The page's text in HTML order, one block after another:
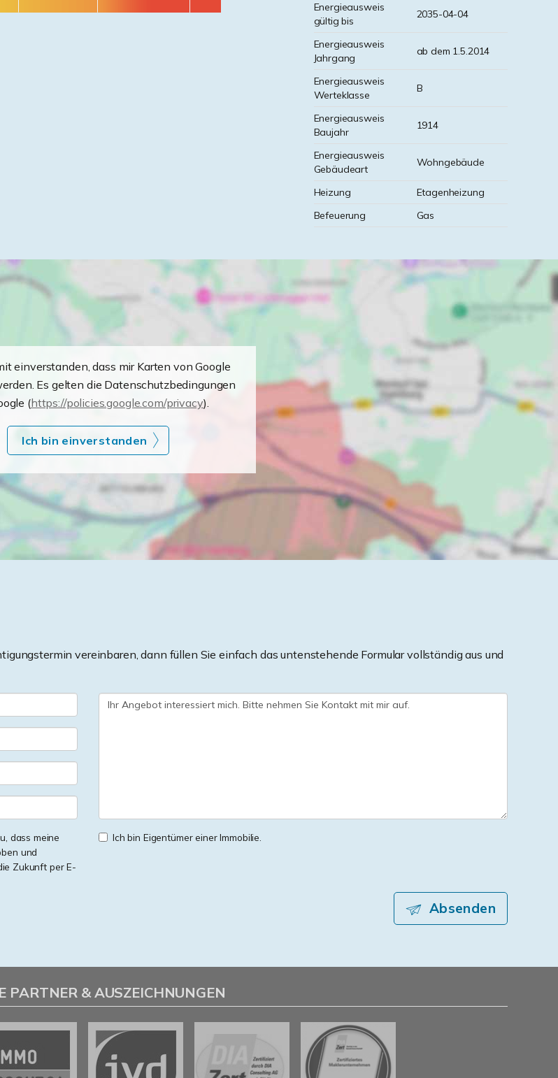
Energieausweis
gültig bis
2035-04-04
Energieausweis
Jahrgang
ab dem 1.5.2014
Energieausweis
Werteklasse
B
Energieausweis
Baujahr
1914
Energieausweis
Gebäudeart
Wohngebäude
Heizung
Etagenheizung
Befeuerung
Gas
einverstanden, dass mir Karten von Google
Es gelten die Datenschutzbedingungen
(https://policies.google.com/privacy).
Ich bin einverstanden
vereinbaren, dann füllen Sie einfach das untenstehende Formular vollständig aus und
dass meine
und
Zukunft per E-
Ich bin Eigentümer einer Immobilie.
Absenden
PARTNER & AUSZEICHNUNGEN